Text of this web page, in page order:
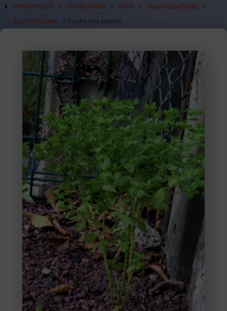
Photothèque > Fiches photo > Flore > Spermatophytes
>
Euphorbiacées
> Euphorbia peplus